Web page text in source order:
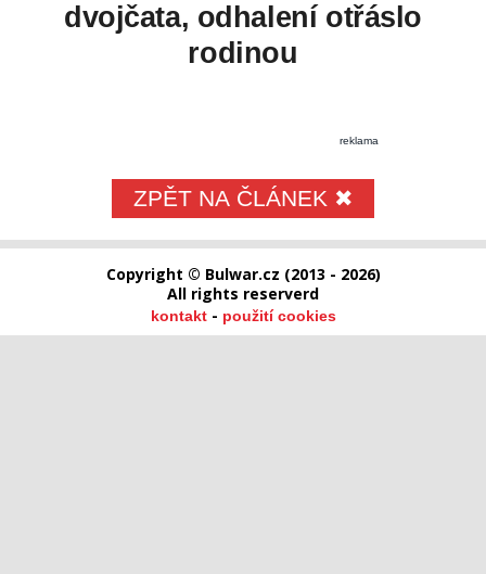
dvojčata, odhalení otřáslo
rodinou
reklama
ZPĚT NA ČLÁNEK ✖
Copyright © Bulwar.cz (2013 - 2026)
All rights reserverd
kontakt- použití cookies